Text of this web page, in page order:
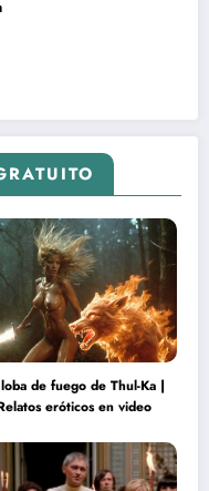
de fuego de Thul-Ka |
eróticos en video